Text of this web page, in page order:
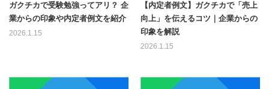
ガクチカで受験勉強ってアリ？ 企
業からの印象や内定者例文を紹介
2026.1.15
【内定者例文】ガクチカで「売上
向上」を伝えるコツ｜企業からの
印象を解説
2026.1.15